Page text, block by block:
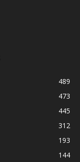
489
473
445
312
193
144